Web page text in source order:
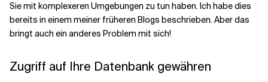
Sie mit komplexeren Umgebungen zu tun haben. Ich habe dies
bereits in einem meiner früheren Blogs beschrieben. Aber das
bringt auch ein anderes Problem mit sich!
Zugriff auf Ihre Datenbank gewähren